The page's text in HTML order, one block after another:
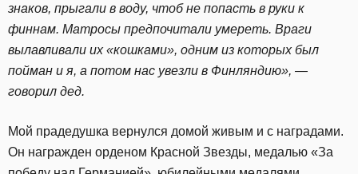
знаков, прыгали в воду, чтоб не попасть в руки к
финнам. Матросы предпочитали умереть. Враги
вылавливали их «кошками», одним из которых был
пойман и я, а потом нас увезли в Финляндию», —
говорил дед.
Мой прадедушка вернулся домой живым и с наградами.
Он награжден орденом Красной Звезды, медалью «За